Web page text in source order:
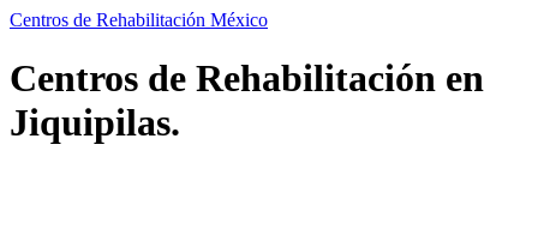
Centros de Rehabilitación México
Centros de Rehabilitación en
Jiquipilas.